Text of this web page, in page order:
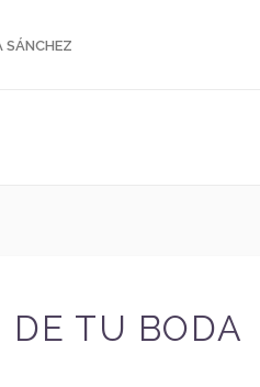
SÁNCHEZ
DE TU BODA